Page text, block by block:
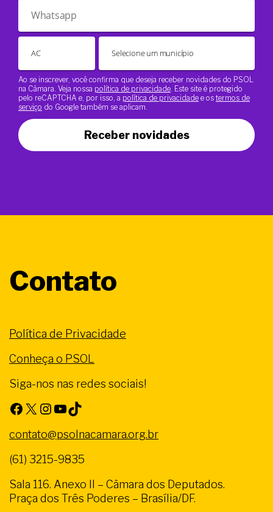
Ao se inscrever, você confirma que deseja receber novidades do PSOL
na Câmara. Veja nossa política de privacidade . Este site é protegido
pelo reCAPTCHA e, por isso, a política de privacidade e os termos de
serviço do Google também se aplicam.
Receber novidades
Contato
Política de Privacidade
Conheça o PSOL
Siga-nos nas redes sociais!
Facebook X Instagram Youtube TikTok
contato@psolnacamara.org.br
(61) 3215-9835
Sala 116. Anexo II – Câmara dos Deputados.
Praça dos Três Poderes – Brasília/DF.